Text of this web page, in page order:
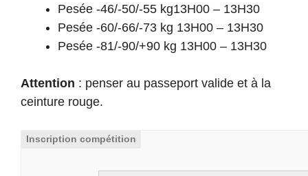
Pesée -46/-50/-55 kg13H00 – 13H30
Pesée -60/-66/-73 kg 13H00 – 13H30
Pesée -81/-90/+90 kg 13H00 – 13H30
Attention : penser au passeport valide et à la
ceinture rouge.
Inscription compétition